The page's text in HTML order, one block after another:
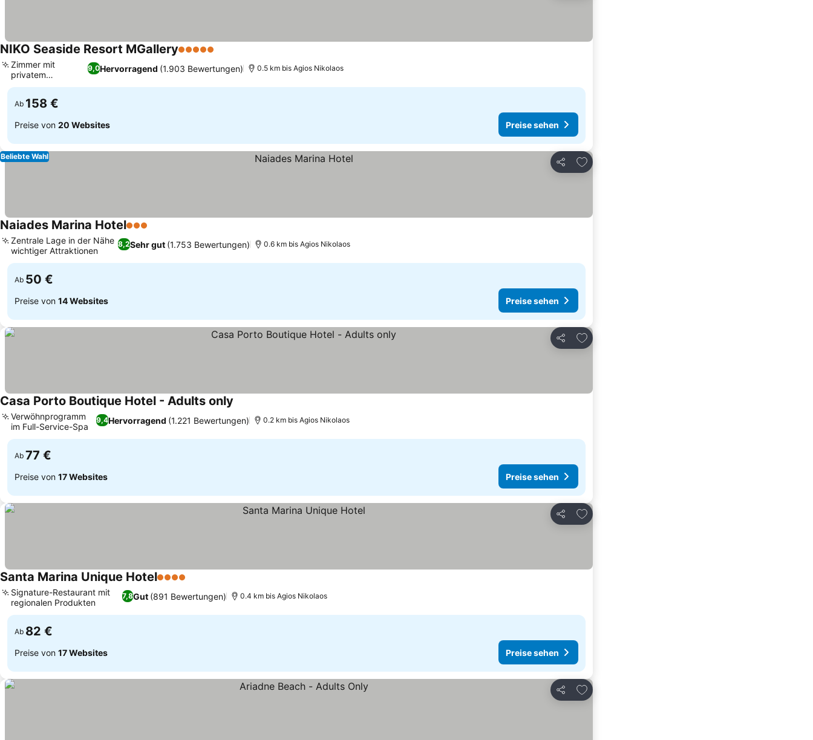
NIKO Seaside Resort MGallery5 Sterne
9,0Hervorragend (1.903 Bewertungen)
Zimmer mit
privatem
Tauchbecken
0.5 km bis Agios Nikolaos
Ab 158 €
Preise von 20 Websites Preise sehen
Teilen
Zu Favoriten hinzufügen
Beliebte Wahl
Naiades Marina Hotel3 Sterne
8,2Sehr gut (1.753 Bewertungen)
Zentrale Lage in der Nähe
wichtiger Attraktionen
0.6 km bis Agios Nikolaos
Ab 50 €
Preise von 14 Websites Preise sehen
Teilen
Zu Favoriten hinzufügen
Casa Porto Boutique Hotel - Adults only
9,4Hervorragend (1.221 Bewertungen)
Verwöhnprogramm
im Full-Service-Spa
0.2 km bis Agios Nikolaos
Ab 77 €
Preise von 17 Websites Preise sehen
Teilen
Zu Favoriten hinzufügen
Santa Marina Unique Hotel4 Sterne
7,8Gut (891 Bewertungen)
Signature-Restaurant mit
regionalen Produkten
0.4 km bis Agios Nikolaos
Ab 82 €
Preise von 17 Websites Preise sehen
Teilen
Zu Favoriten hinzufügen